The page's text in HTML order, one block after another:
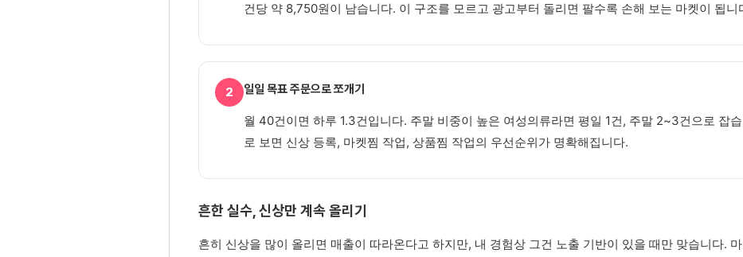
건당 약 8,750원이 남습니다. 이 구조를 모르고 광고부터 돌리면 팔수록 손해 보는 마켓이 됩니
2 일일 목표 주문으로 쪼개기
월 40건이면 하루 1.3건입니다. 주말 비중이 높은 여성의류라면 평일 1건, 주말 2~3건으로 잡
로 보면 신상 등록, 마켓찜 작업, 상품찜 작업의 우선순위가 명확해집니다.
흔한 실수, 신상만 계속 올리기
흔히 신상을 많이 올리면 매출이 따라온다고 하지만, 내 경험상 그건 노출 기반이 있을 때만 맞습니다.